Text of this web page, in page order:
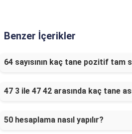
Benzer İçerikler
64 sayısının kaç tane pozitif tam
47 3 ile 47 42 arasında kaç tane
50 hesaplama nasıl yapılır?